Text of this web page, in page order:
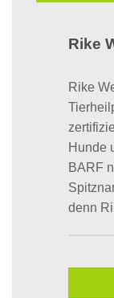
Rike
Rike
Hunde
BARF
denn